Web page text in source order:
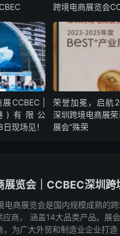
跨境电商展览会
CCBEC |
)有限公
现场见！
荣誉加冕，启航
深圳跨境电商展荣
展会”殊荣
展览会｜CCBEC深圳跨
商展览会是国内规模成熟的
商， 涵盖14大品类产品。展
，为广大外贸和制造业企业打造